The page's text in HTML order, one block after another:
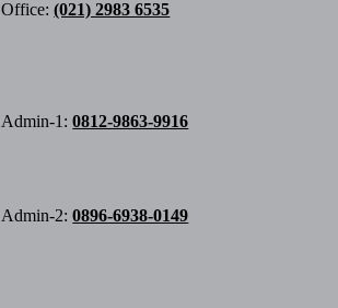
Office:(021) 2983 6535
Admin-1:0812-9863-9916
Admin-2:0896-6938-0149